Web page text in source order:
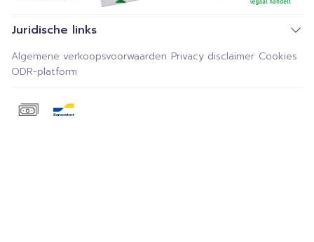
Juridische links
Algemene verkoopsvoorwaarden Privacy disclaimer Cookies
ODR-platform